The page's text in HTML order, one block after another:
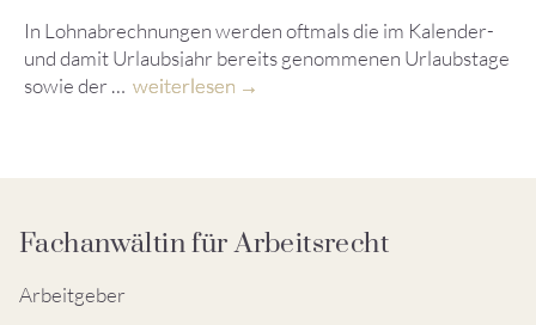
In Lohnabrechnungen werden oftmals die im Kalender-
und damit Urlaubsjahr bereits genommenen Urlaubstage
sowie der … weiterlesen
Fachanwältin für Arbeitsrecht
Arbeitgeber